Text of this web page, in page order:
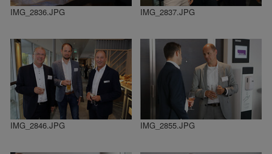
IMG_2836.JPG IMG_2837.JPG
IMG_2846.JPG IMG_2855.JPG